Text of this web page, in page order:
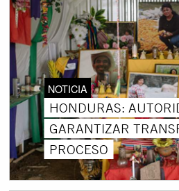
NOTICIA
HONDURAS:
GARANTIZAR
PROCESO